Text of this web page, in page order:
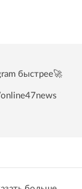
быстрее🚀